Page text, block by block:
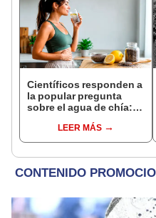
Científicos responden a
la popular pregunta
sobre el agua de chía:
bajar de peso o es solo
un mito viral?
LEER MÁS